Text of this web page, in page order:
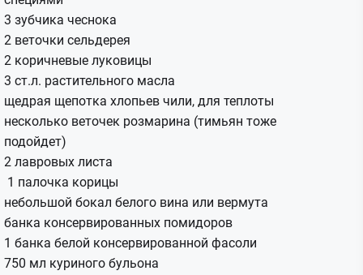
3 зубчика чеснока
2 веточки сельдерея
2 коричневые луковицы
3 ст.л. растительного масла
щедрая щепотка хлопьев чили, для теплоты
несколько веточек розмарина (тимьян тоже
подойдет)
2 лавровых листа
1 палочка корицы
небольшой бокал белого вина или вермута
банка консервированных помидоров
1 банка белой консервированной фасоли
750 мл куриного бульона